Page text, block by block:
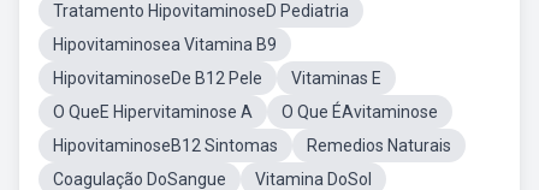
Tratamento HipovitaminoseD Pediatria
Hipovitaminosea Vitamina B9
HipovitaminoseDe B12 Pele
Vitaminas E
O QueE Hipervitaminose A
O Que ÉAvitaminose
HipovitaminoseB12 Sintomas
Remedios Naturais
Coagulação DoSangue
Vitamina DoSol